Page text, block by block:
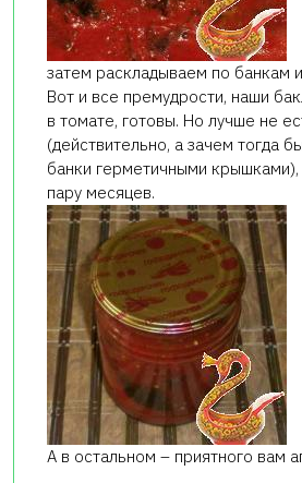
затем раскладываем по банкам
Вот и все премудрости, наши
в томате, готовы. Но лучше не
(действительно, а зачем тогда
банки герметичными крышками),
пару месяцев.
А в остальном – приятного вам